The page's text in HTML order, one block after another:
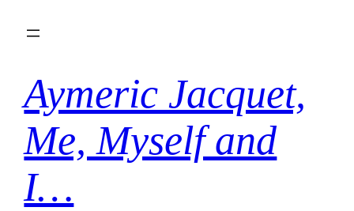
Aymeric Jacquet,
Me, Myself and
I…